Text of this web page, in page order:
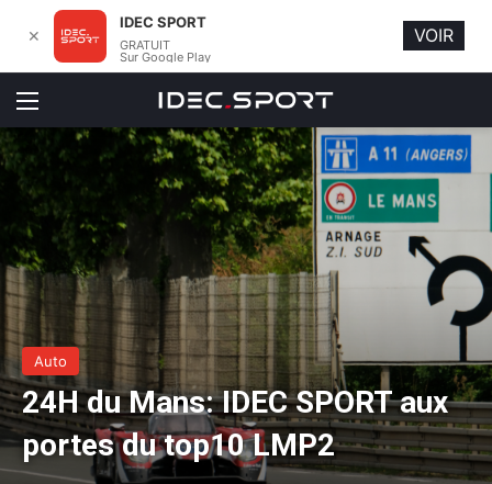
Menu
Auto
24H du Mans: IDEC SPORT aux
portes du top10 LMP2
✕
IDEC SPORT
GRATUIT
Sur Google Play
VOIR